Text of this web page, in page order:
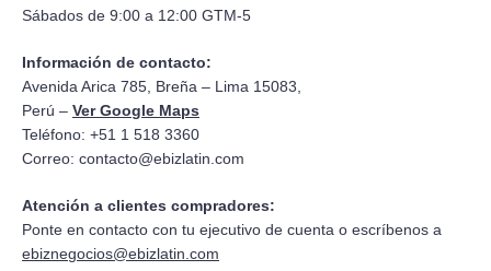
Sábados de 9:00 a 12:00 GTM-5
Información de contacto:
Avenida Arica 785, Breña – Lima 15083,
Perú – Ver Google Maps
Teléfono: +51 1 518 3360
Correo: contacto@ebizlatin.com
Atención a clientes compradores:
Ponte en contacto con tu ejecutivo de cuenta o escríbenos a
ebiznegocios@ebizlatin.com